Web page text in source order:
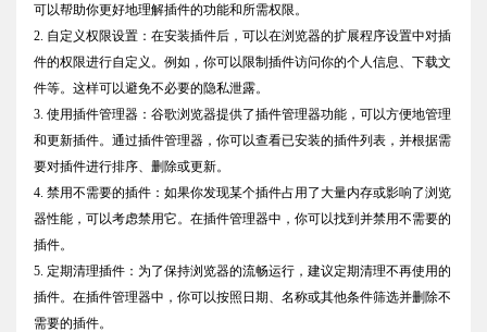
可以帮助你更好地理解插件的功能和所需权限。
2. 自定义权限设置：在安装插件后，可以在浏览器的扩展程序设置中对插
件的权限进行自定义。例如，你可以限制插件访问你的个人信息、下载文
件等。这样可以避免不必要的隐私泄露。
3. 使用插件管理器：谷歌浏览器提供了插件管理器功能，可以方便地管理
和更新插件。通过插件管理器，你可以查看已安装的插件列表，并根据需
要对插件进行排序、删除或更新。
4. 禁用不需要的插件：如果你发现某个插件占用了大量内存或影响了浏览
器性能，可以考虑禁用它。在插件管理器中，你可以找到并禁用不需要的
插件。
5. 定期清理插件：为了保持浏览器的流畅运行，建议定期清理不再使用的
插件。在插件管理器中，你可以按照日期、名称或其他条件筛选并删除不
需要的插件。